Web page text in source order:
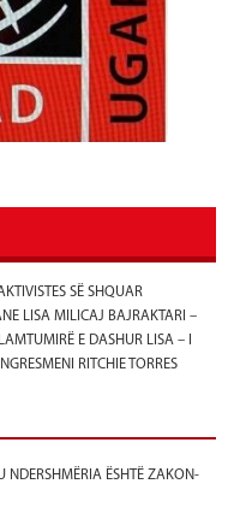
SË SHQUAR
LISA MILICAJ BAJRAKTARI –
E DASHUR LISA – I
RITCHIE TORRES
NDERSHMËRIA ËSHTË ZAKON-